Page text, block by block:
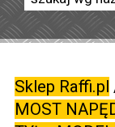
Sklep Raffi.pl
MOST